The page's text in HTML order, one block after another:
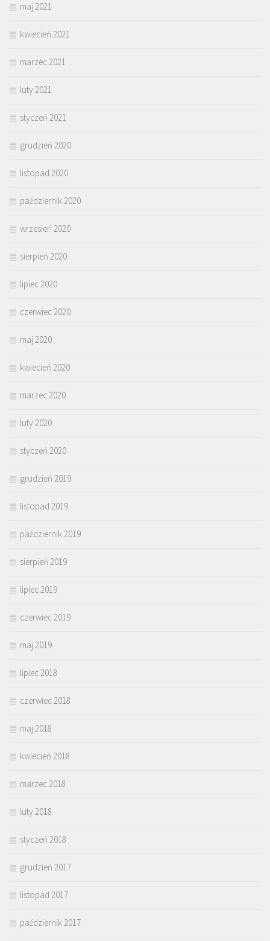
maj 2021
kwiecień 2021
marzec 2021
luty 2021
styczeń 2021
grudzień 2020
listopad 2020
październik 2020
wrzesień 2020
sierpień 2020
lipiec 2020
czerwiec 2020
maj 2020
kwiecień 2020
marzec 2020
luty 2020
styczeń 2020
grudzień 2019
listopad 2019
październik 2019
sierpień 2019
lipiec 2019
czerwiec 2019
maj 2019
lipiec 2018
czerwiec 2018
maj 2018
kwiecień 2018
marzec 2018
luty 2018
styczeń 2018
grudzień 2017
listopad 2017
październik 2017